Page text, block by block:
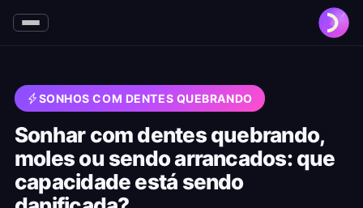
SONHOS COM DENTES QUEBRANDO
Sonhar com dentes quebrando,
moles ou sendo arrancados: que
capacidade está sendo